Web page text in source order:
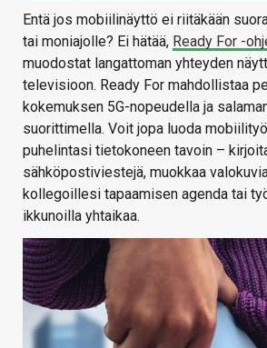
Entä jos mobiilinäyttö ei riitäkään
tai moniajolle? Ei hätää, Ready For -
muodostat langattoman yhteyden
televisioon. Ready For mahdollistaa
kokemuksen 5G-nopeudella ja
suorittimella. Voit jopa luoda
puhelintasi tietokoneen tavoin –
sähköpostiviestejä, muokkaa
kollegoillesi tapaamisen agenda tai
ikkunoilla yhtaikaa.